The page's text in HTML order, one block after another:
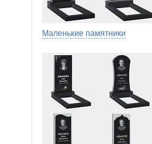
Маленькие памятники